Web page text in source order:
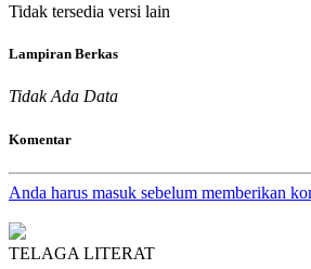
Tidak tersedia versi lain
Lampiran Berkas
Tidak Ada Data
Komentar
Anda harus masuk sebelum memberikan
TELAGA LITERAT